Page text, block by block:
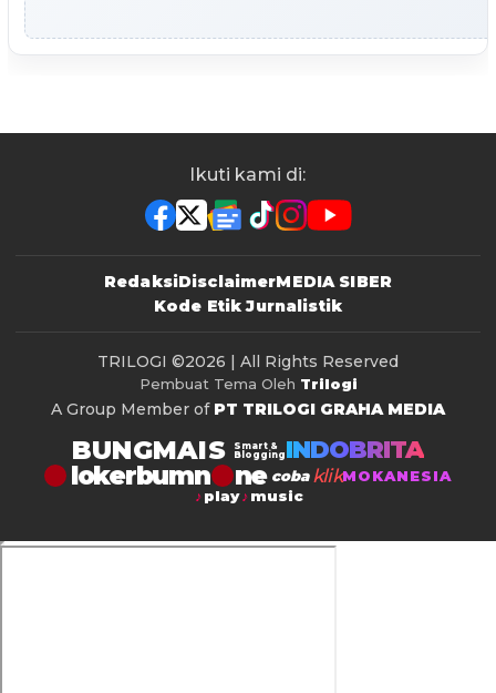
Ikuti kami di:
RedaksiDisclaimerMEDIA SIBER
Kode Etik Jurnalistik
TRILOGI ©2026 | All Rights Reserved
Pembuat Tema Oleh Trilogi
A Group Member of PT TRILOGI GRAHA MEDIA
BUNGMAIS
Smart &
Blogging INDOBRITA
lokerbumn coba klikMOKANESIA
play
music